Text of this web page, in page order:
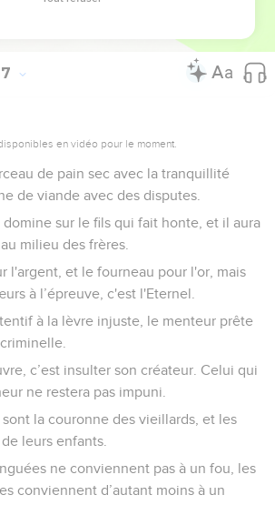
en vidéo pour le moment.
de pain sec avec la tranquillité
de viande avec des disputes.
domine sur le fils qui fait honte, et il aura
milieu des frères.
l'argent, et le fourneau pour l'or, mais
à l’épreuve, c'est l'Eternel.
à la lèvre injuste, le menteur prête
c’est insulter son créateur. Celui qui
ne restera pas impuni.
la couronne des vieillards, et les
leurs enfants.
ne conviennent pas à un fou, les
conviennent d’autant moins à un